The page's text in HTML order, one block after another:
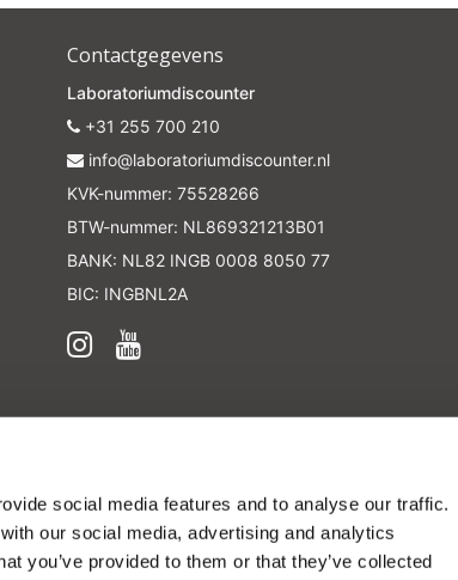
social media features and to analyse our traffic.
our social media, advertising and analytics
you’ve provided to them or that they’ve collected
Contactgegevens
Laboratoriumdiscounter
+31 255 700 210
info@laboratoriumdiscounter.nl
KVK-nummer: 75528266
BTW-nummer: NL869321213B01
BANK: NL82 INGB 0008 8050 77
BIC: INGBNL2A
enkel ter educatie en/of informatie en zijn
eventuele nationale en internationale